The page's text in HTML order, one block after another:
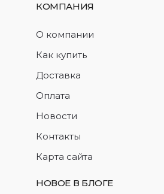
КОМПАНИЯ
О компании
Как купить
Доставка
Оплата
Новости
Контакты
Карта сайта
НОВОЕ В БЛОГЕ